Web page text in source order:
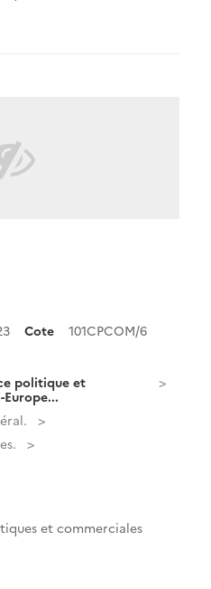
Cote
101CPCOM/6
politique et
et commerciales